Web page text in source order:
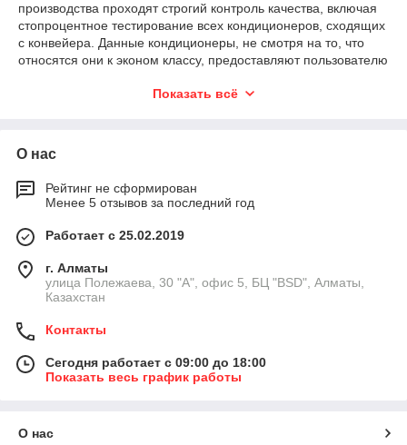
производства проходят строгий контроль качества, включая
стопроцентное тестирование всех кондиционеров, сходящих
с конвейера. Данные кондиционеры, не смотря на то, что
относятся они к эконом классу, предоставляют пользователю
- автоматические режимы работы
- самодиагностика и рестарт при отключении электричества
- функция «горячий пуск» - предотвращает подачу холодного
воздуха
обеспечивает равномерное распространение потоков
холодного воздуха по помещению
Gree Bee - выбор тех, кто привык к лучшему по разумной
цене!
Показать всё
О нас
Рейтинг не сформирован
Менее 5 отзывов за последний год
Работает с 25.02.2019
г. Алматы
улица Полежаева, 30 "А", офис 5, БЦ "BSD", Алматы,
Казахстан
Контакты
Сегодня работает с 09:00 до 18:00
Показать весь график работы
О нас